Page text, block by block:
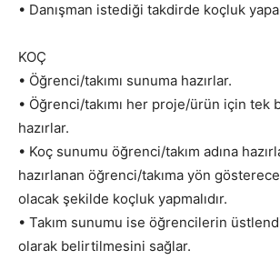
• Danışman istediği takdirde koçluk
KOÇ
• Öğrenci/takımı sunuma hazırlar.
• Öğrenci/takımı her proje/ürün için tek
hazırlar.
• Koç sunumu öğrenci/takım adına
hazırlanan öğrenci/takıma yön
olacak şekilde koçluk yapmalıdır.
• Takım sunumu ise öğrencilerin
olarak belirtilmesini sağlar.